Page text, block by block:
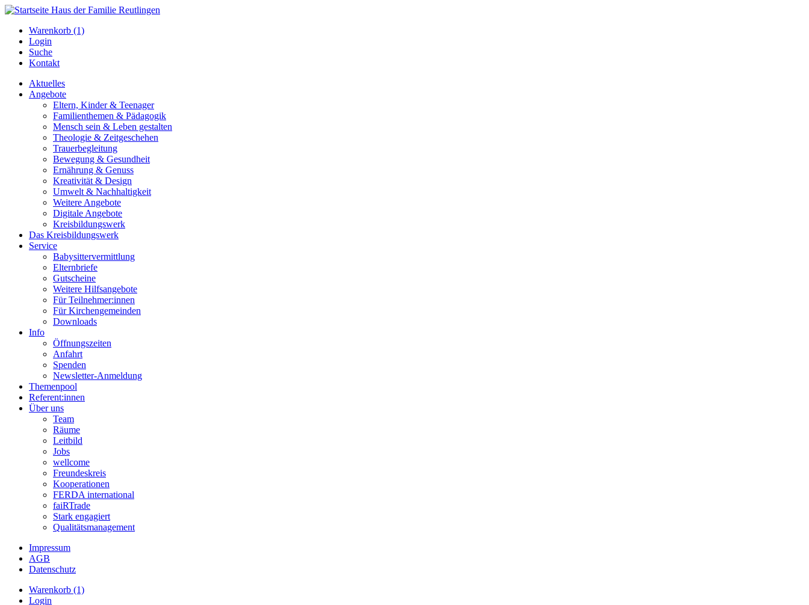
Warenkorb (1)
Login
Suche
Kontakt
Aktuelles
Angebote
Eltern, Kinder & Teenager
Familienthemen & Pädagogik
Mensch sein & Leben gestalten
Theologie & Zeitgeschehen
Trauerbegleitung
Bewegung & Gesundheit
Ernährung & Genuss
Kreativität & Design
Umwelt & Nachhaltigkeit
Weitere Angebote
Digitale Angebote
Kreisbildungswerk
Das Kreisbildungswerk
Service
Babysittervermittlung
Elternbriefe
Gutscheine
Weitere Hilfsangebote
Für Teilnehmer:innen
Für Kirchengemeinden
Downloads
Info
Öffnungszeiten
Anfahrt
Spenden
Newsletter-Anmeldung
Themenpool
Referent:innen
Über uns
Team
Räume
Leitbild
Jobs
wellcome
Freundeskreis
Kooperationen
FERDA international
faiRTrade
Stark engagiert
Qualitätsmanagement
Impressum
AGB
Datenschutz
Warenkorb (1)
Login